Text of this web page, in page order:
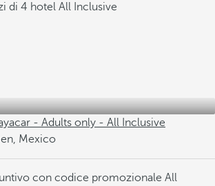
di 4 hotel All Inclusive
- Adults only - All Inclusive
Mexico
con codice promozionale All